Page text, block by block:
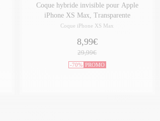
Coque hybride invisible pour Apple
iPhone XS Max, Transparente
Coque iPhone XS Max
8,99€
29,99€
-70% PROMO